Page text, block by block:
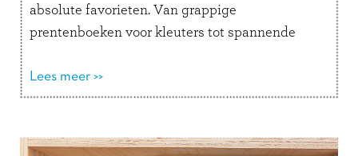
absolute favorieten. Van grappige
prentenboeken voor kleuters tot spannende
kinderboeken die je niet mag missen. De
leukste …Lees verder
Lees meer >>